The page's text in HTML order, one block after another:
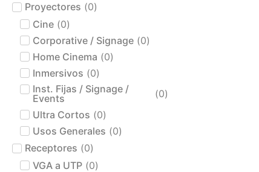
Proyectores (0)
Cine (0)
Corporative / Signage (0)
Home Cinema (0)
Inmersivos (0)
Inst. Fijas / Signage /
Events
(0)
Ultra Cortos (0)
Usos Generales (0)
Receptores (0)
VGA a UTP (0)